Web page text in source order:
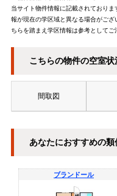
当サイト物件情報に記載されており
報が現在の学区域と異なる場合がご
ちらを踏まえ学区情報は参考としてご
こちらの物件の空室状
間取図
あなたにおすすめの類
ブランドール